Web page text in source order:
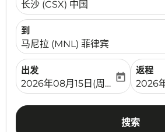
长沙 (CSX) 中国
到
马尼拉 (MNL) 菲律宾
出发
fc-booking-departure-date-
2026年08月15日(周六)
today
返程
fc-
2026
搜索